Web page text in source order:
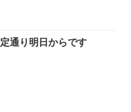
通り明日からです